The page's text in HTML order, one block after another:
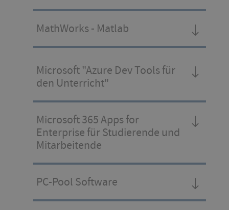
MathWorks - Matlab
Microsoft "Azure Dev Tools für
den Unterricht"
Microsoft 365 Apps for
Enterprise für Studierende und
Mitarbeitende
PC-Pool Software